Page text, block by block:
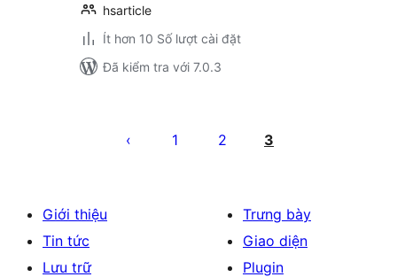
hsarticle
Ít hơn 10 Số lượt cài đặt
Đã kiểm tra với 7.0.3
trang
1 2 3
Giới thiệu
Tin tức
Lưu trữ
Trưng bày
Giao diện
Plugin